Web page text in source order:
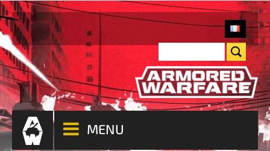
MENU